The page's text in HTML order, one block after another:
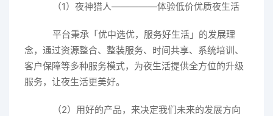
（1）夜神猎人—————体验低价优质夜生活
平台秉承「优中选优，服务好生活」的发展理
念，通过资源整合、整装服务、时间共享、系统培训、
客户保障等多种服务模式，为夜生活提供全方位的升级
服务，让夜生活更美好。
（2）用好的产品，来决定我们未来的发展方向